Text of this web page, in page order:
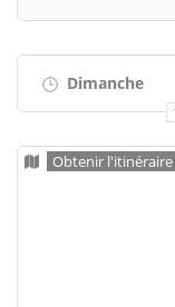
Dimanche
Obtenir l'itinéraire